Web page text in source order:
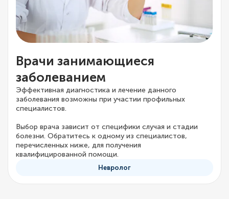
Врачи занимающиеся
заболеванием
Эффективная диагностика и лечение данного
заболевания возможны при участии профильных
специалистов.
Выбор врача зависит от специфики случая и стадии
болезни. Обратитесь к одному из специалистов,
перечисленных ниже, для получения
квалифицированной помощи.
Невролог